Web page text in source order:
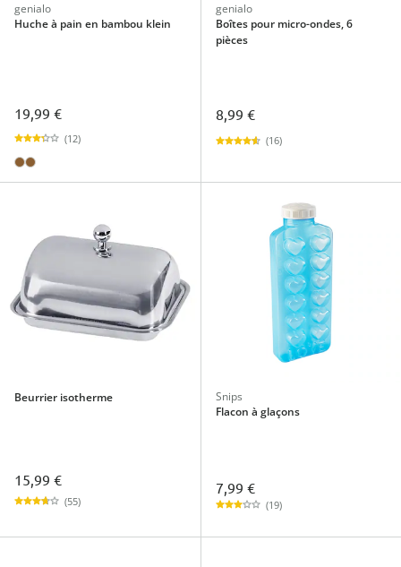
genialo
Huche à pain en bambou klein
19,99 €
(12)
genialo
Boîtes pour micro-ondes, 6
pièces
8,99 €
(16)
Beurrier isotherme
15,99 €
(55)
Snips
Flacon à glaçons
7,99 €
(19)